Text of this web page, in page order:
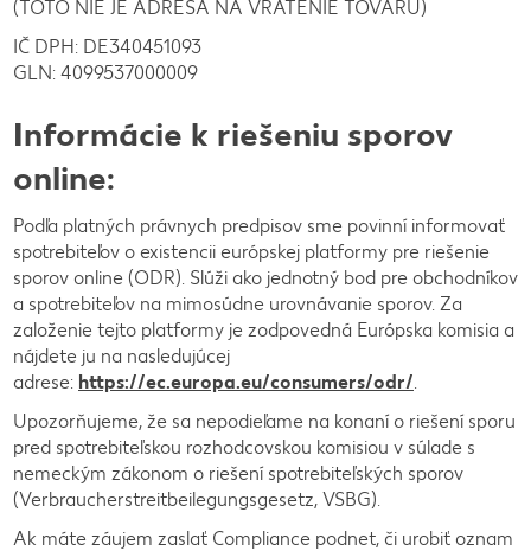
(TOTO NIE JE ADRESA NA VRÁTENIE TOVARU)
IČ DPH: DE340451093
GLN: 4099537000009
Informácie k riešeniu sporov
online:
Podľa platných právnych predpisov sme povinní informovať
spotrebiteľov o existencii európskej platformy pre riešenie
sporov online (ODR). Slúži ako jednotný bod pre obchodníkov
a spotrebiteľov na mimosúdne urovnávanie sporov. Za
založenie tejto platformy je zodpovedná Európska komisia a
nájdete ju na nasledujúcej
adrese: https://ec.europa.eu/consumers/odr/
Upozorňujeme, že sa nepodieľame na konaní o riešení sporu
pred spotrebiteľskou rozhodcovskou komisiou v súlade s
nemeckým zákonom o riešení spotrebiteľských sporov
(Verbraucherstreitbeilegungsgesetz, VSBG).
Ak máte záujem zaslať Compliance podnet, či urobiť oznam